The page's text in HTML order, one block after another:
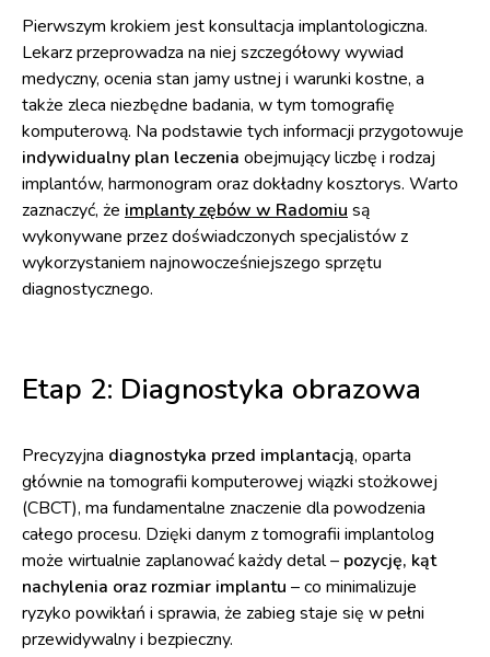
Pierwszym krokiem jest konsultacja implantologiczna.
Lekarz przeprowadza na niej szczegółowy wywiad
medyczny, ocenia stan jamy ustnej i warunki kostne, a
także zleca niezbędne badania, w tym tomografię
komputerową. Na podstawie tych informacji przygotowuje
indywidualny plan leczenia obejmujący liczbę i rodzaj
implantów, harmonogram oraz dokładny kosztorys. Warto
zaznaczyć, że implanty zębów w Radomiu są
wykonywane przez doświadczonych specjalistów z
wykorzystaniem najnowocześniejszego sprzętu
diagnostycznego.
Etap 2: Diagnostyka obrazowa
Precyzyjna diagnostyka przed implantacją, oparta
głównie na tomografii komputerowej wiązki stożkowej
(CBCT), ma fundamentalne znaczenie dla powodzenia
całego procesu. Dzięki danym z tomografii implantolog
może wirtualnie zaplanować każdy detal – pozycję, kąt
nachylenia oraz rozmiar implantu – co minimalizuje
ryzyko powikłań i sprawia, że zabieg staje się w pełni
przewidywalny i bezpieczny.